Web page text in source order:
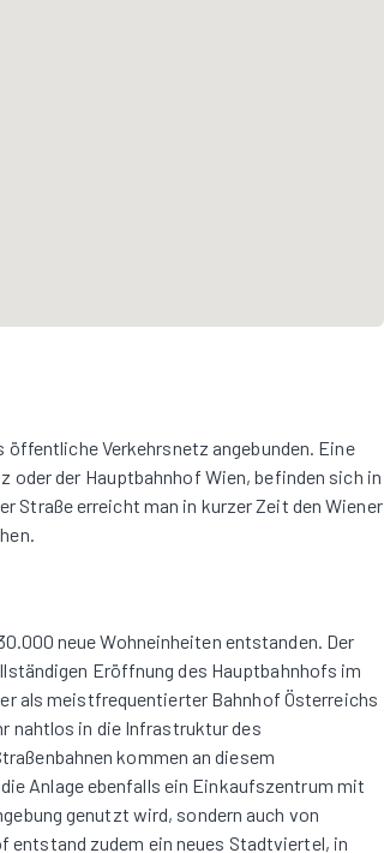
öffentliche Verkehrsnetz angebunden. Eine
der Hauptbahnhof Wien, befinden sich in
Straße erreicht man in kurzer Zeit den Wiener
neue Wohneinheiten entstanden. Der
Eröffnung des Hauptbahnhofs im
als meistfrequentierter Bahnhof Österreichs
nahtlos in die Infrastruktur des
kommen an diesem
Anlage ebenfalls ein Einkaufszentrum mit
genutzt wird, sondern auch von
entstand zudem ein neues Stadtviertel, in